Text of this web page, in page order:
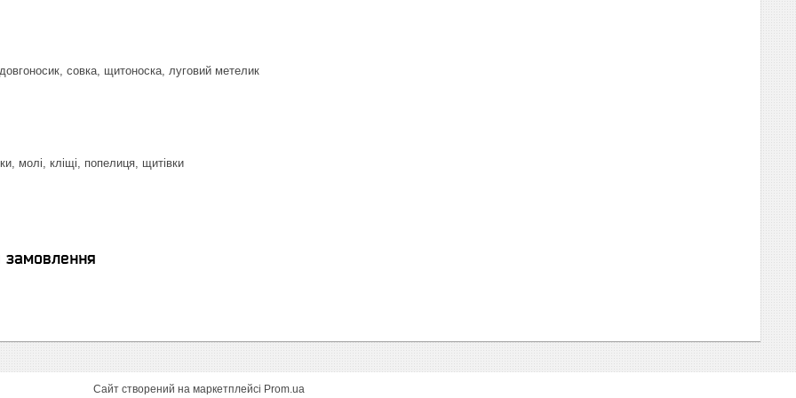
совка, щитоноска, луговий метелик
молі, кліщі, попелиця, щитівки
замовлення
Сайт створений на маркетплейсі Prom.ua